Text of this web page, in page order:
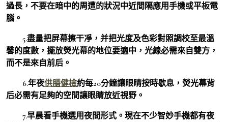
過長，不要在暗中的周遭的狀況中近間隔應用手機或平板電
腦。
5.盡量把屏幕擦干凈，并把光度及色彩對照調校至最溫
馨的度數，擺放熒光幕的地位要適中，光線必需來自雙方，
而不是來自前后。
6.年夜供膳健檢約每20分鐘讓眼睛按時歇息，熒光幕背
后必需有足夠的空間讓眼睛放近視野。
7.早晨看手機選用夜間形式。現在不少智妙手機都有夜